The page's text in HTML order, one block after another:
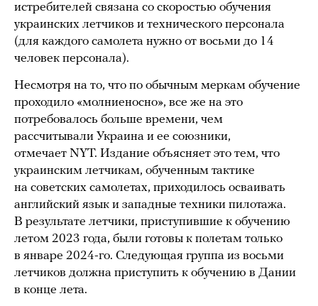
истребителей связана со скоростью обучения
украинских летчиков и технического персонала
(для каждого самолета нужно от восьми до 14
человек персонала).
Несмотря на то, что по обычным меркам обучение
проходило «молниеносно», все же на это
потребовалось больше времени, чем
рассчитывали Украина и ее союзники,
отмечает NYT. Издание объясняет это тем, что
украинским летчикам, обученным тактике
на советских самолетах, приходилось осваивать
английский язык и западные техники пилотажа.
В результате летчики, приступившие к обучению
летом 2023 года, были готовы к полетам только
в январе 2024-го. Следующая группа из восьми
летчиков должна приступить к обучению в Дании
в конце лета.